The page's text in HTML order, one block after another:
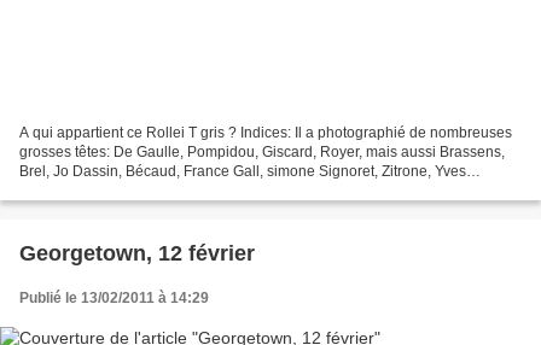
A qui appartient ce Rollei T gris ? Indices: Il a photographié de nombreuses
grosses têtes: De Gaulle, Pompidou, Giscard, Royer, mais aussi Brassens,
Brel, Jo Dassin, Bécaud, France Gall, simone Signoret, Zitrone, Yves
Georgetown, 12 février
Publié le 13/02/2011 à 14:29